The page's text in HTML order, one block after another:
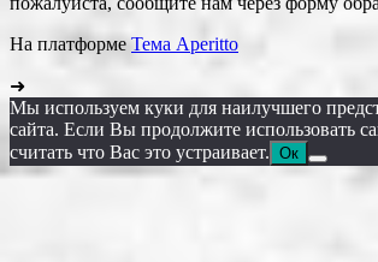
На платформе Тема Aperitto
➜
Мы используем куки для наилучшего
сайта. Если Вы продолжите использовать
считать что Вас это устраивает. Ок